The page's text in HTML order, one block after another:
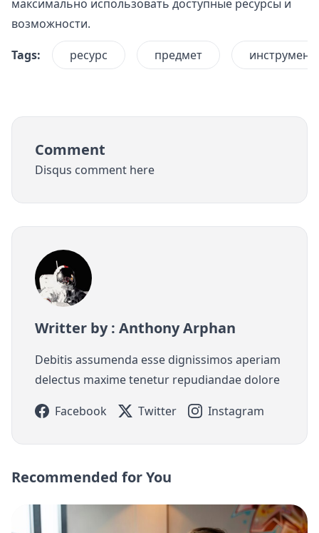
максимально использовать доступные ресурсы и
возможности.
Tags:
ресурс предмет инструмент
Comment
Disqus comment here
Writter by : Anthony Arphan
Debitis assumenda esse dignissimos aperiam
delectus maxime tenetur repudiandae dolore
Facebook
Twitter Instagram
Recommended for You